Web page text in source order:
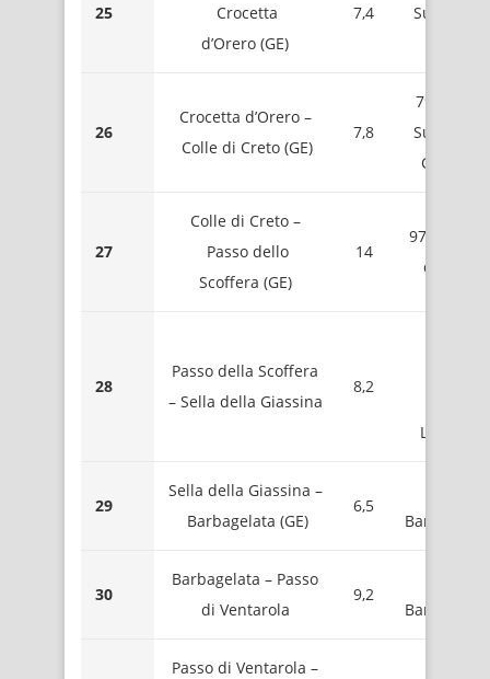
25
Crocetta
d’Orero (GE)
7,4
Sud
26
Crocetta d’Orero –
Colle di Creto (GE)
7,8
795 –
Sud
27
Colle di Creto –
Passo dello
Scoffera (GE)
14
978 –
del
28
Passo della Scoffera
– Sella della Giassina
8,2
29
Sella della Giassina –
Barbagelata (GE)
6,5
30
Barbagelata – Passo
di Ventarola
9,2
Passo di Ventarola –